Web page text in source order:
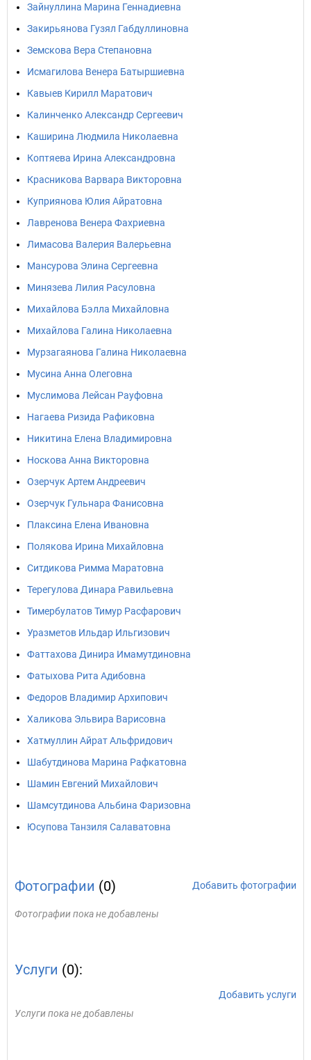
Зайнуллина Марина Геннадиевна
Закирьянова Гузял Габдуллиновна
Земскова Вера Степановна
Исмагилова Венера Батыршиевна
Кавыев Кирилл Маратович
Калинченко Александр Сергеевич
Каширина Людмила Николаевна
Коптяева Ирина Александровна
Красникова Варвара Викторовна
Куприянова Юлия Айратовна
Лавренова Венера Фахриевна
Лимасова Валерия Валерьевна
Мансурова Элина Сергеевна
Минязева Лилия Расуловна
Михайлова Бэлла Михайловна
Михайлова Галина Николаевна
Мурзагаянова Галина Николаевна
Мусина Анна Олеговна
Муслимова Лейсан Рауфовна
Нагаева Ризида Рафиковна
Никитина Елена Владимировна
Носкова Анна Викторовна
Озерчук Артем Андреевич
Озерчук Гульнара Фанисовна
Плаксина Елена Ивановна
Полякова Ирина Михайловна
Ситдикова Римма Маратовна
Терегулова Динара Равильевна
Тимербулатов Тимур Расфарович
Уразметов Ильдар Ильгизович
Фаттахова Динира Имамутдиновна
Фатыхова Рита Адибовна
Федоров Владимир Архипович
Халикова Эльвира Варисовна
Хатмуллин Айрат Альфридович
Шабутдинова Марина Рафкатовна
Шамин Евгений Михайлович
Шамсутдинова Альбина Фаризовна
Юсупова Танзиля Салаватовна
Фотографии (0) Добавить фотографии
Фотографии пока не добавлены
Услуги (0):
Добавить услуги
Услуги пока не добавлены